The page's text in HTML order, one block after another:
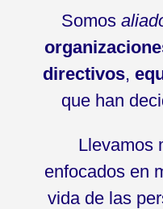
Somos
directivos,
que han
Llevamos
enfocados en
vida de las